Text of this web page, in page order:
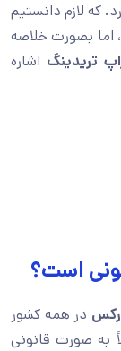
که لازم دانستیم
اما بصورت خلاصه
تریدینگ اشاره
است؟
در همه کشور
به صورت قانونی